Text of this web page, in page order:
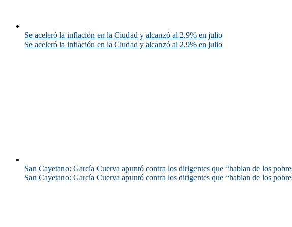
Se aceleró la inflación en la Ciudad y alcanzó al 2,9% en julio
Se aceleró la inflación en la Ciudad y alcanzó al 2,9% en julio
San Cayetano: García Cuerva apuntó contra los dirigentes que “hablan de los
San Cayetano: García Cuerva apuntó contra los dirigentes que “hablan de los